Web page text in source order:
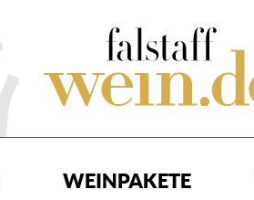
WEINPAKETE